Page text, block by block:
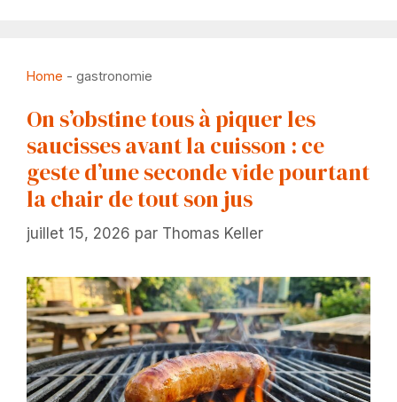
Home - gastronomie
On s’obstine tous à piquer les
saucisses avant la cuisson : ce
geste d’une seconde vide pourtant
la chair de tout son jus
juillet 15, 2026 par Thomas Keller